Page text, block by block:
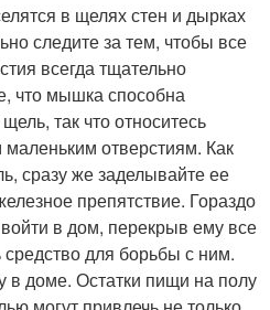
в щелях стен и дырках
следите за тем, чтобы все
всегда тщательно
что мышка способна
так что относитесь
отверстиям. Как
сразу же заделывайте ее
препятствие. Гораздо
в дом, перекрыв ему все
для борьбы с ним.
в доме. Остатки пищи на полу